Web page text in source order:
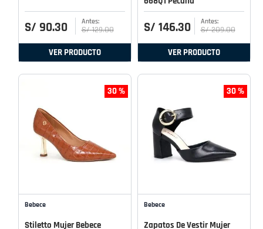
S/ 90.30 S/ 129.00
VER PRODUCTO
S/ 146.30 S/ 209.00
VER PRODUCTO
30 %
Bebece
Stiletto Mujer Bebece
30 %
Bebece
Zapatos De Vestir Mujer